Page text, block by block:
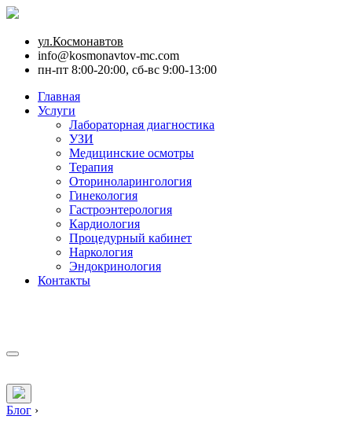
ул.Космонавтов
info@kosmonavtov-mc.com
пн-пт 8:00-20:00, сб-вс 9:00-13:00
Главная
Услуги
Лабораторная диагностика
УЗИ
Медицинские осмотры
Терапия
Оториноларингология
Гинекология
Гастроэнтерология
Кардиология
Процедурный кабинет
Наркология
Эндокринология
Контакты
Блог ›